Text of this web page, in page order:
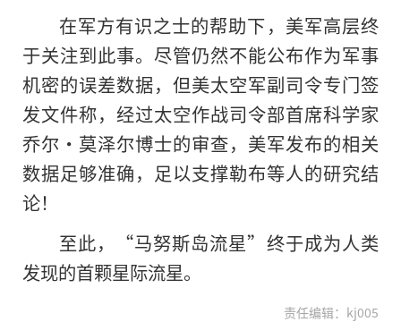
在军方有识之士的帮助下，美军高层终
于关注到此事。尽管仍然不能公布作为军事
机密的误差数据，但美太空军副司令专门签
发文件称，经过太空作战司令部首席科学家
乔尔·莫泽尔博士的审查，美军发布的相关
数据足够准确，足以支撑勒布等人的研究结
论！
至此，“马努斯岛流星”终于成为人类
发现的首颗星际流星。
责任编辑：kj005